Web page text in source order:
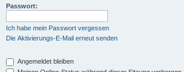
Passwort:
Ich habe mein Passwort vergessen
Die Aktivierungs-E-Mail erneut senden
Angemeldet bleiben